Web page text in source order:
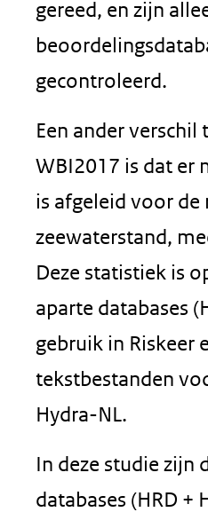
gereed, en zijn
gecontroleerd.
Een ander verschil
WBI2017 is dat er
is afgeleid voor de
zeewaterstand,
Deze statistiek is
aparte databases
gebruik in Riskeer
tekstbestanden
Hydra-NL.
In deze studie zijn
databases (HRD +